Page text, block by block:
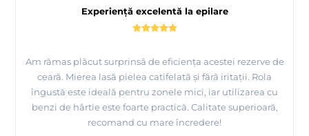
Experiență excelentă la epilare
Am rămas plăcut surprinsă de eficiența acestei rezerve de
ceară. Mierea lasă pielea catifelată și fără iritații. Rola
îngustă este ideală pentru zonele mici, iar utilizarea cu
benzi de hârtie este foarte practică. Calitate superioară,
recomand cu mare încredere!